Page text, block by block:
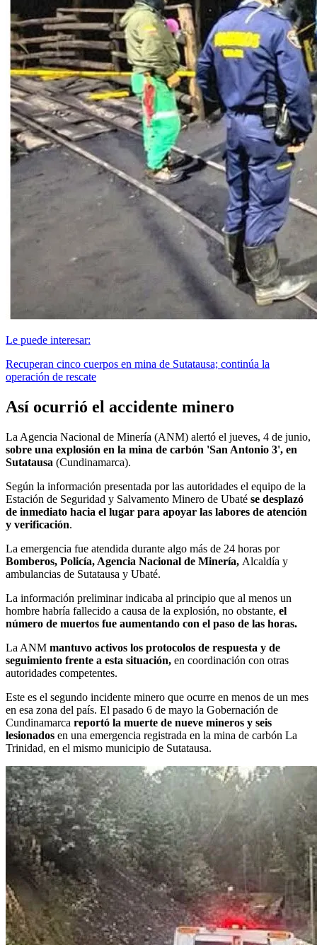
Le puede interesar:
Recuperan cinco cuerpos en mina de Sutatausa; continúa la
operación de rescate
Así ocurrió el accidente minero
La Agencia Nacional de Minería (ANM) alertó el jueves, 4 de junio,
sobre una explosión en la mina de carbón 'San Antonio 3', en
Sutatausa (Cundinamarca).
Según la información presentada por las autoridades el equipo de la
Estación de Seguridad y Salvamento Minero de Ubaté se desplazó
de inmediato hacia el lugar para apoyar las labores de atención
y verificación.
La emergencia fue atendida durante algo más de 24 horas por
Bomberos, Policía, Agencia Nacional de Minería, Alcaldía y
ambulancias de Sutatausa y Ubaté.
La información preliminar indicaba al principio que al menos un
hombre habría fallecido a causa de la explosión, no obstante, el
número de muertos fue aumentando con el paso de las horas.
La ANM mantuvo activos los protocolos de respuesta y de
seguimiento frente a esta situación, en coordinación con otras
autoridades competentes.
Este es el segundo incidente minero que ocurre en menos de un mes
en esa zona del país. El pasado 6 de mayo la Gobernación de
Cundinamarca reportó la muerte de nueve mineros y seis
lesionados en una emergencia registrada en la mina de carbón La
Trinidad, en el mismo municipio de Sutatausa.